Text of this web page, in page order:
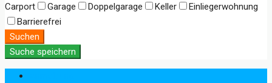
Carport
Garage Doppelgarage Keller
Einliegerwohnung
Barrierefrei
Suchen
Suche speichern